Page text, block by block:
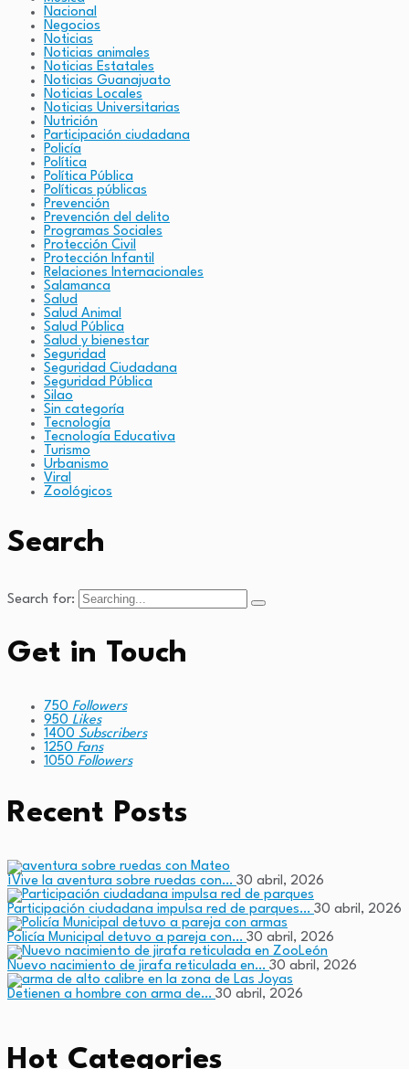
Nacional
Negocios
Noticias
Noticias animales
Noticias Estatales
Noticias Guanajuato
Noticias Locales
Noticias Universitarias
Nutrición
Participación ciudadana
Policía
Política
Política Pública
Políticas públicas
Prevención
Prevención del delito
Programas Sociales
Protección Civil
Protección Infantil
Relaciones Internacionales
Salamanca
Salud
Salud Animal
Salud Pública
Salud y bienestar
Seguridad
Seguridad Ciudadana
Seguridad Pública
Silao
Sin categoría
Tecnología
Tecnología Educativa
Turismo
Urbanismo
Viral
Zoológicos
Search
Search for:
Get in Touch
750 Followers
950 Likes
1400 Subscribers
1250 Fans
1050 Followers
Recent Posts
¡Vive la aventura sobre ruedas con… 30 abril, 2026
Participación ciudadana impulsa red de parques… 30 abril, 2026
Policía Municipal detuvo a pareja con… 30 abril, 2026
Nuevo nacimiento de jirafa reticulada en… 30 abril, 2026
Detienen a hombre con arma de… 30 abril, 2026
Hot Categories